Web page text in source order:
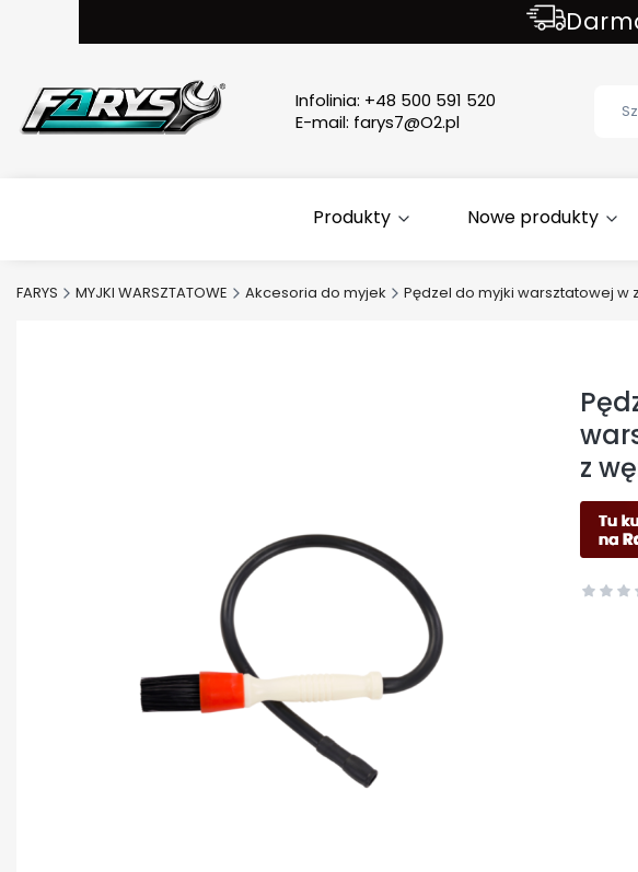
Infolinia: +48 500 591 520
E-mail: farys7@O2.pl
Produkty Nowe produkty
FARYS MYJKI WARSZTATOWE Akcesoria do myjek Pędzel do myjki warsztatowej w
z